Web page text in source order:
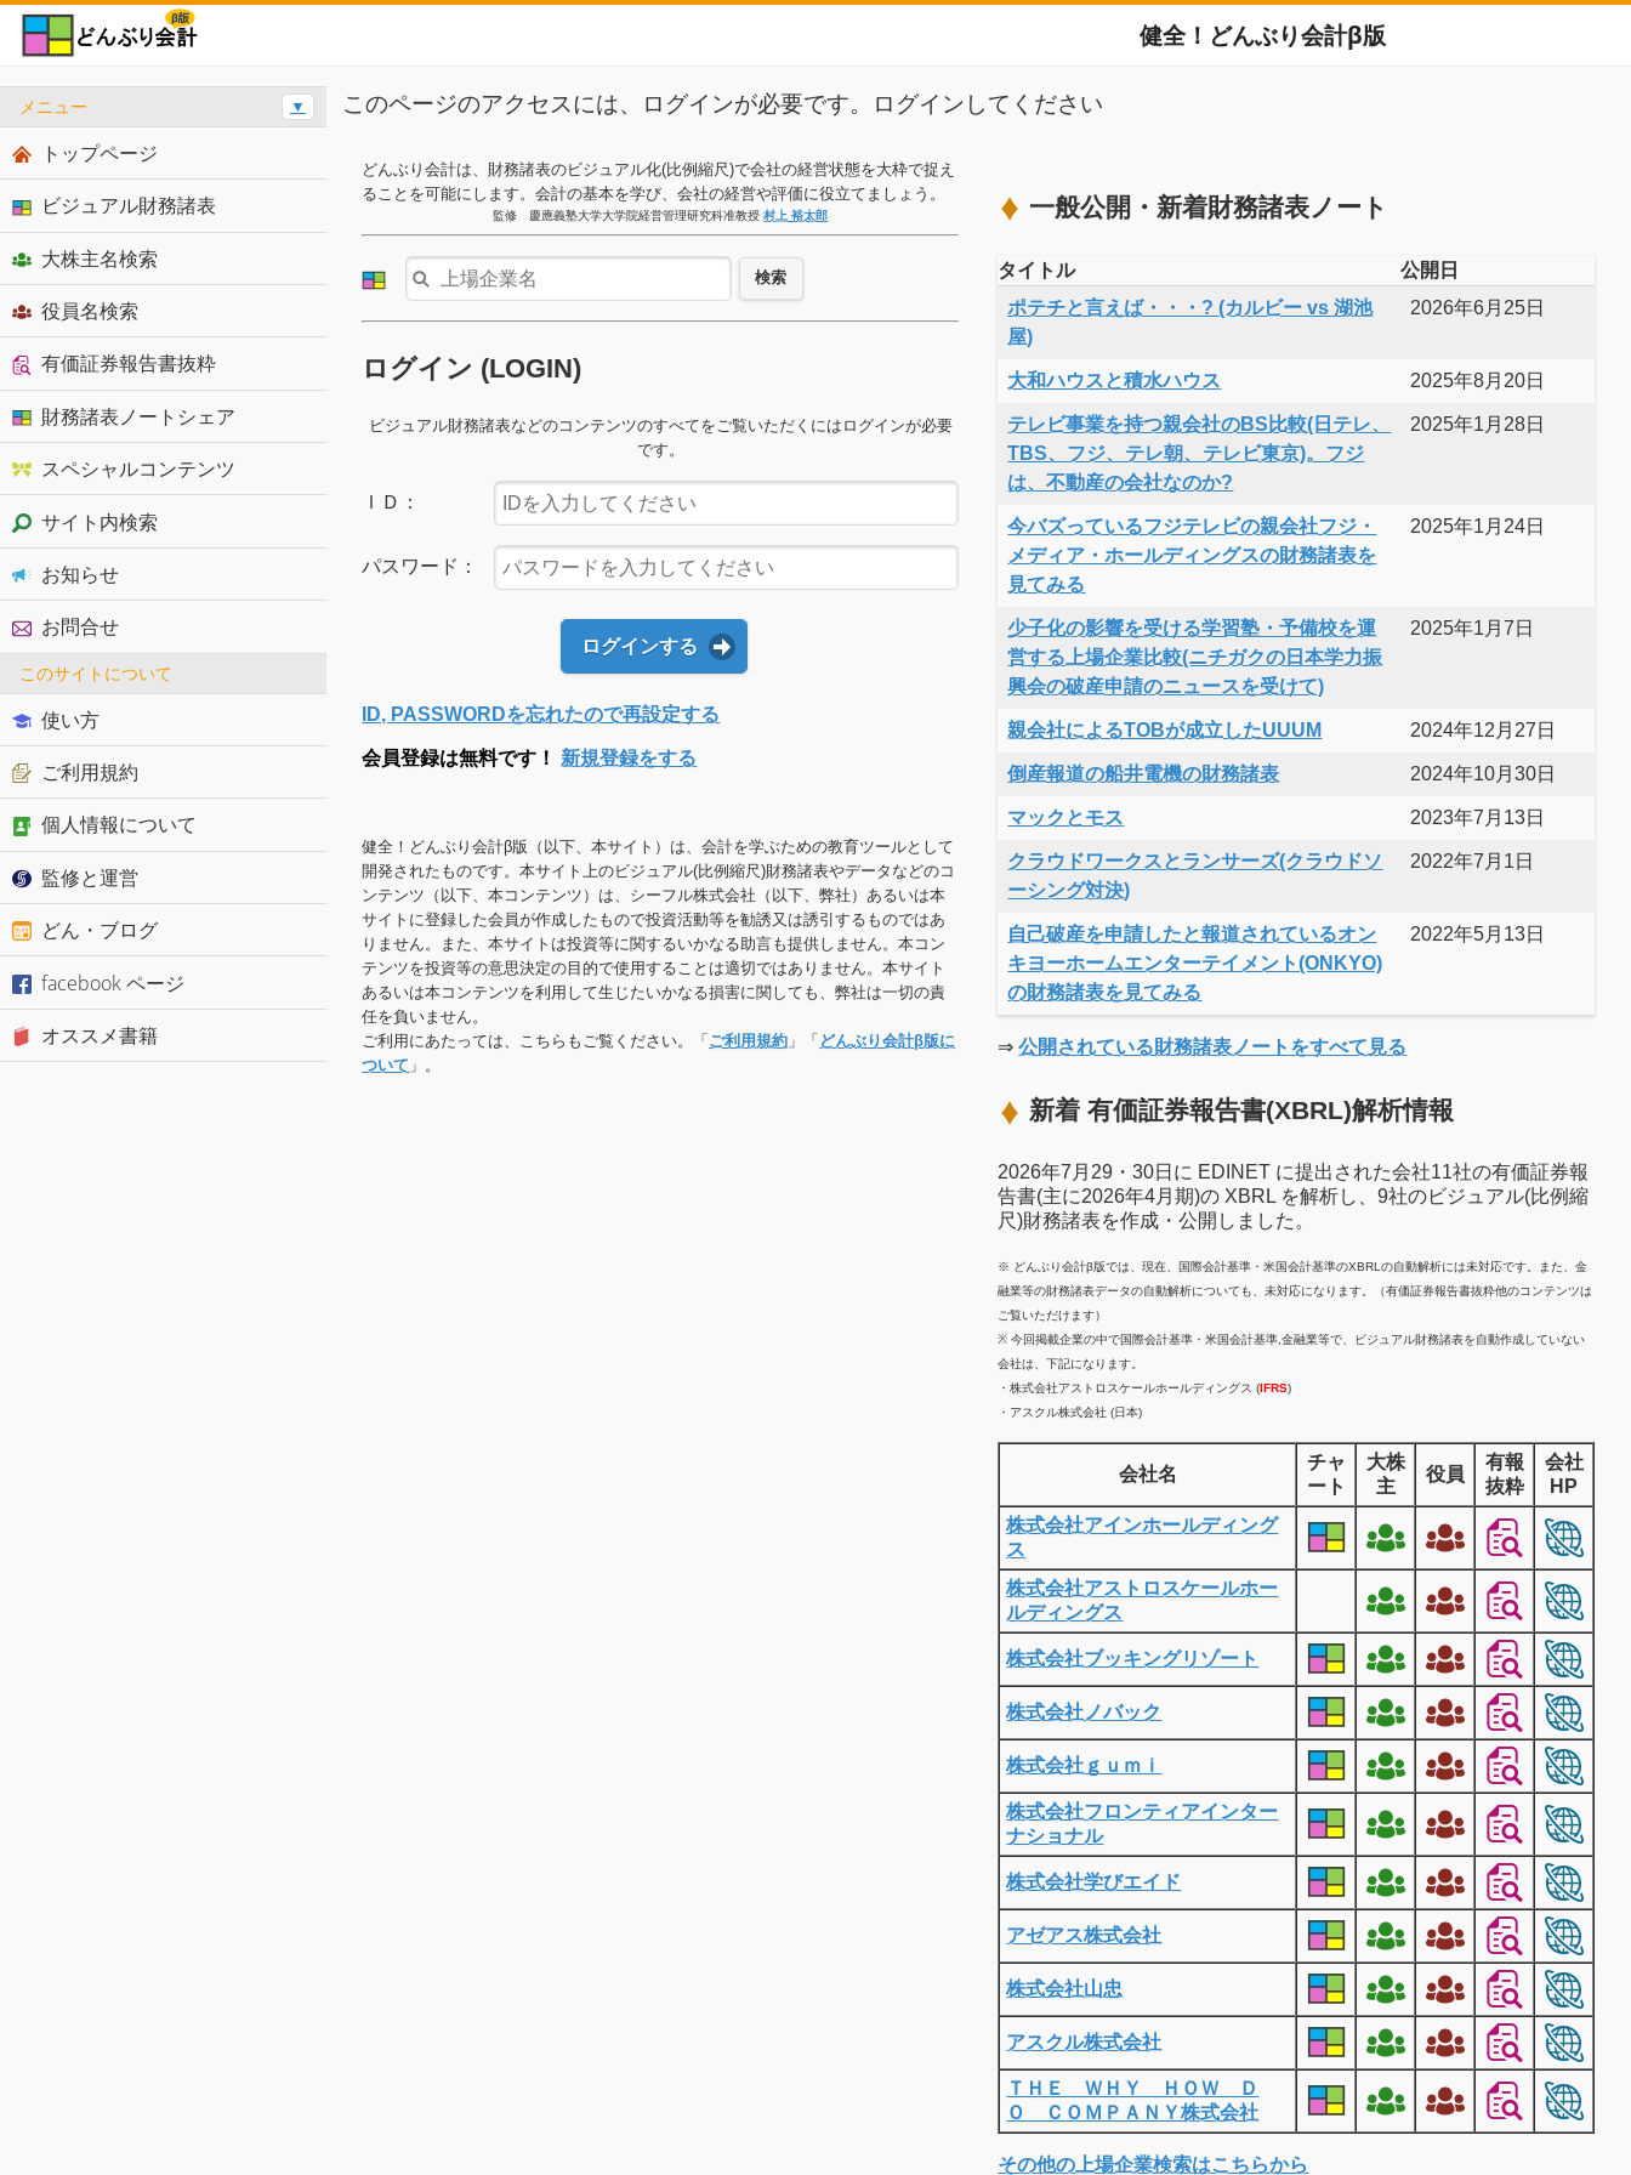
健全！どんぶり会計β版
このページのアクセスには、ログインが必要です。ログインしてください
どんぶり会計は、財務諸表のビジュアル化(比例縮尺)で会社の経営状態を大枠で捉え
ることを可能にします。会計の基本を学び、会社の経営や評価に役立てましょう。
監修 慶應義塾大学大学院経営管理研究科准教授村上 裕太郎
検索
ログイン (LOGIN)
ビジュアル財務諸表などのコンテンツのすべてをご覧いただくにはログインが必要
です。
ＩＤ：
パスワード：
ログインする
ID, PASSWORDを忘れたので再設定する
会員登録は無料です！ 新規登録をする
健全！どんぶり会計β版（以下、本サイト）は、会計を学ぶための教育ツールとして
開発されたものです。本サイト上のビジュアル(比例縮尺)財務諸表やデータなどのコ
ンテンツ（以下、本コンテンツ）は、シーフル株式会社（以下、弊社）あるいは本
サイトに登録した会員が作成したもので投資活動等を勧誘又は誘引するものではあ
りません。また、本サイトは投資等に関するいかなる助言も提供しません。本コン
テンツを投資等の意思決定の目的で使用することは適切ではありません。本サイト
あるいは本コンテンツを利用して生じたいかなる損害に関しても、弊社は一切の責
任を負いません。
ご利用にあたっては、こちらもご覧ください。「ご利用規約 」「 どんぶり会計β版に
ついて 」。
一般公開・新着財務諸表ノート
タイトル
公開日
ポテチと言えば・・・? (カルビー vs 湖池
屋)
2026年6月25日
大和ハウスと積水ハウス 2025年8月20日
テレビ事業を持つ親会社のBS比較(日テレ、
TBS、フジ、テレ朝、テレビ東京)。フジ
は、不動産の会社なのか?
2025年1月28日
今バズっているフジテレビの親会社フジ・
メディア・ホールディングスの財務諸表を
見てみる
2025年1月24日
少子化の影響を受ける学習塾・予備校を運
営する上場企業比較(ニチガクの日本学力振
興会の破産申請のニュースを受けて)
2025年1月7日
親会社によるTOBが成立したUUUM 2024年12月27日
倒産報道の船井電機の財務諸表 2024年10月30日
マックとモス 2023年7月13日
クラウドワークスとランサーズ(クラウドソ
ーシング対決)
2022年7月1日
自己破産を申請したと報道されているオン
キヨーホームエンターテイメント(ONKYO)
の財務諸表を見てみる
2022年5月13日
⇒公開されている財務諸表ノートをすべて見る
新着 有価証券報告書(XBRL)解析情報
2026年7月29・30日に EDINET に提出された会社11社の有価証券報
告書(主に2026年4月期)の XBRL を解析し、9社のビジュアル(比例縮
尺)財務諸表を作成・公開しました。
※ どんぶり会計β版では、現在、国際会計基準・米国会計基準のXBRLの自動解析には未対応です。また、金
融業等の財務諸表データの自動解析についても、未対応になります。（有価証券報告書抜粋他のコンテンツは
ご覧いただけます）
※ 今回掲載企業の中で国際会計基準・米国会計基準,金融業等で、ビジュアル財務諸表を自動作成していない
会社は、下記になります。
・株式会社アストロスケールホールディングス (IFRS)
・アスクル株式会社 (日本)
会社名
チャ
ート
大株
主
役員
有報
抜粋
会社
HP
株式会社アインホールディング
ス
株式会社アストロスケールホー
ルディングス
株式会社ブッキングリゾート
株式会社ノバック
株式会社ｇｕｍｉ
株式会社フロンティアインター
ナショナル
株式会社学びエイド
アゼアス株式会社
株式会社山忠
アスクル株式会社
ＴＨＥ ＷＨＹ ＨＯＷ Ｄ
Ｏ ＣＯＭＰＡＮＹ株式会社
その他の上場企業検索はこちらから
メニュー ▼
トップページ
ビジュアル財務諸表
大株主名検索
役員名検索
有価証券報告書抜粋
財務諸表ノートシェア
スペシャルコンテンツ
サイト内検索
お知らせ
お問合せ
このサイトについて
使い方
ご利用規約
個人情報について
監修と運営
どん・ブログ
facebook ページ
オススメ書籍